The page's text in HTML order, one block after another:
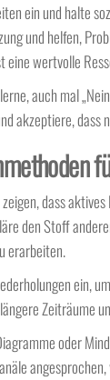
ein und halte
und helfen,
eine wertvolle
auch mal
akzeptiere, dass
dass
den Stoff
erarbeiten.
ein,
Zeiträume
oder